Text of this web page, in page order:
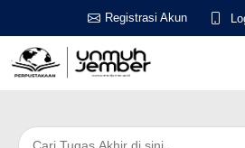
Registrasi Akun